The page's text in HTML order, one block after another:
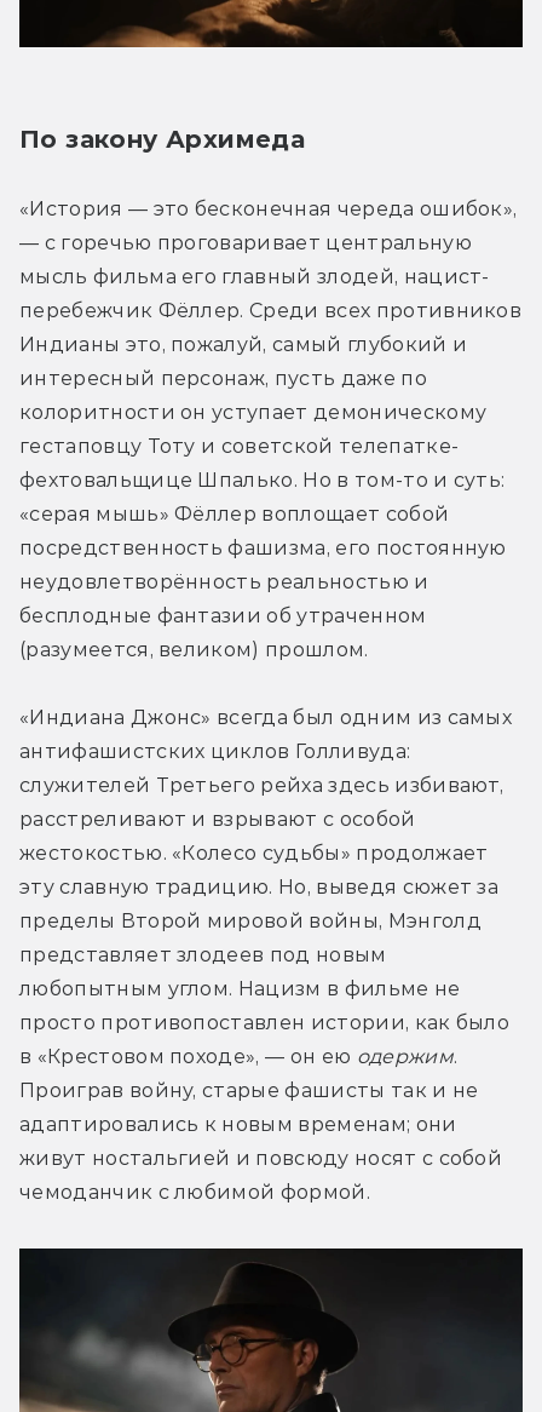
По закону Архимеда
«История — это бесконечная череда ошибок»,
— с горечью проговаривает центральную
мысль фильма его главный злодей, нацист-
перебежчик Фёллер. Среди всех противников
Индианы это, пожалуй, самый глубокий и
интересный персонаж, пусть даже по
колоритности он уступает демоническому
гестаповцу Тоту и советской телепатке-
фехтовальщице Шпалько. Но в том-то и суть:
«серая мышь» Фёллер воплощает собой
посредственность фашизма, его постоянную
неудовлетворённость реальностью и
бесплодные фантазии об утраченном
(разумеется, великом) прошлом.
«Индиана Джонс» всегда был одним из самых
антифашистских циклов Голливуда:
служителей Третьего рейха здесь избивают,
расстреливают и взрывают с особой
жестокостью. «Колесо судьбы» продолжает
эту славную традицию. Но, выведя сюжет за
пределы Второй мировой войны, Мэнголд
представляет злодеев под новым
любопытным углом. Нацизм в фильме не
просто противопоставлен истории, как было
в «Крестовом походе», — он ею одержим.
Проиграв войну, старые фашисты так и не
адаптировались к новым временам; они
живут ностальгией и повсюду носят с собой
чемоданчик с любимой формой.